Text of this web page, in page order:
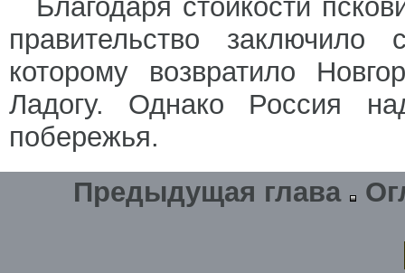
Благодаря стойкости
правительство
которому возвратило
Ладогу. Однако Россия
побережья.
Предыдущая глава